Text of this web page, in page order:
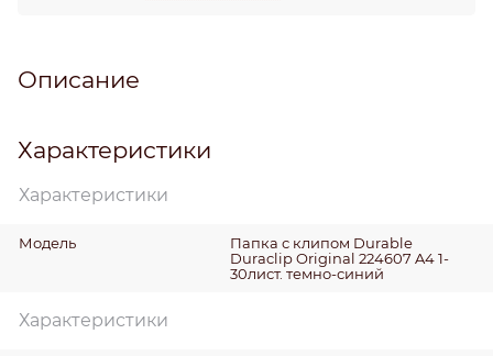
Описание
Характеристики
Характеристики
Модель
Папка с клипом Durable
Duraclip Original 224607 A4 1-
30лист. темно-синий
Характеристики